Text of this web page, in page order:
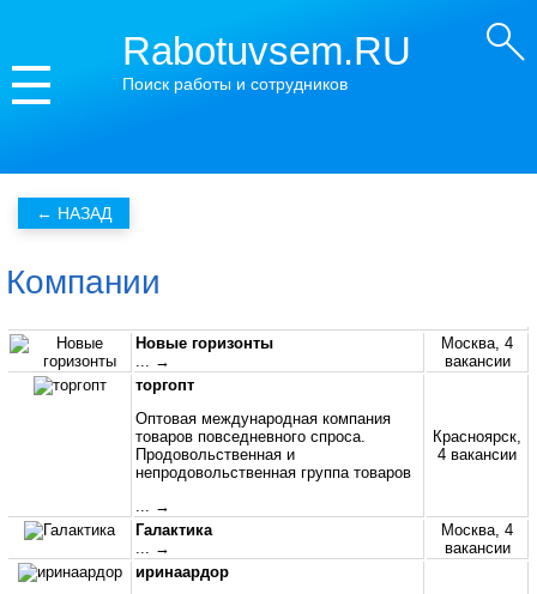
Rabotuvsem.RU
Поиск работы и сотрудников
Компании
Новые горизонты
... →
Москва, 4
вакансии
торгопт
Оптовая международная компания
товаров повседневного спроса.
Продовольственная и
непродовольственная группа товаров
... →
Красноярск,
4 вакансии
Галактика
... →
Москва, 4
вакансии
иринаардор